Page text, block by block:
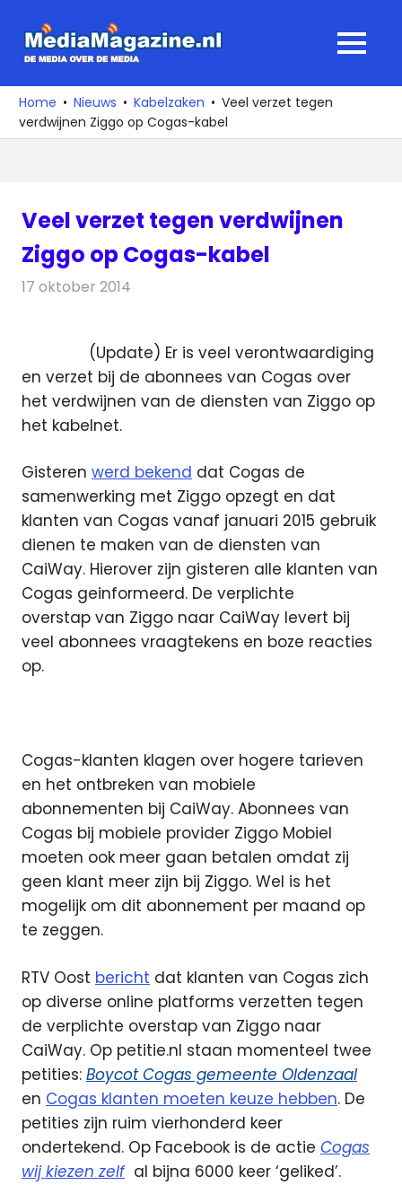
naar
media
over
de
MENU
Home Nieuws Kabelzaken
Veel verzet tegen
verdwijnen Ziggo op Cogas-kabel
Veel verzet tegen verdwijnen
Ziggo op Cogas-kabel
17 oktober 2014
(Update) Er is veel verontwaardiging
en verzet bij de abonnees van Cogas over
het verdwijnen van de diensten van Ziggo op
het kabelnet.
Gisteren werd bekend dat Cogas de
samenwerking met Ziggo opzegt en dat
klanten van Cogas vanaf januari 2015 gebruik
dienen te maken van de diensten van
CaiWay. Hierover zijn gisteren alle klanten van
Cogas geinformeerd. De verplichte
overstap van Ziggo naar CaiWay levert bij
veel abonnees vraagtekens en boze reacties
op.
Cogas-klanten klagen over hogere tarieven
en het ontbreken van mobiele
abonnementen bij CaiWay. Abonnees van
Cogas bij mobiele provider Ziggo Mobiel
moeten ook meer gaan betalen omdat zij
geen klant meer zijn bij Ziggo. Wel is het
mogelijk om dit abonnement per maand op
te zeggen.
RTV Oost bericht dat klanten van Cogas zich
op diverse online platforms verzetten tegen
de verplichte overstap van Ziggo naar
CaiWay. Op petitie.nl staan momenteel twee
petities: Boycot Cogas gemeente Oldenzaal
en Cogas klanten moeten keuze hebben. De
petities zijn ruim vierhonderd keer
ondertekend. Op Facebook is de actie Cogas
wij kiezen zelfal bijna 6000 keer ‘geliked’.